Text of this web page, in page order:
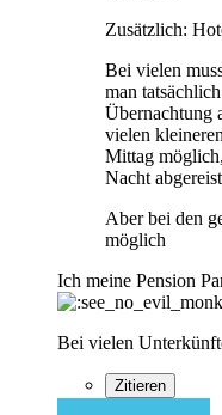
Zusätzlich:
Bei vielen
man
Übernachtung
vielen
Mittag
Nacht
Aber bei den
möglich
Ich meine Pension
Bei vielen
Zitieren